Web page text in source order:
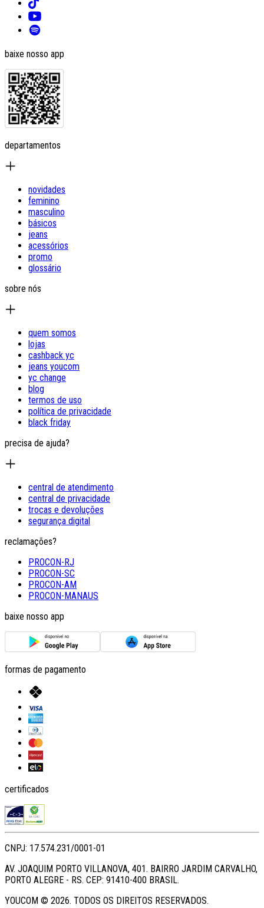
baixe nosso app
departamentos
novidades
feminino
masculino
básicos
jeans
acessórios
promo
glossário
sobre nós
quem somos
lojas
cashback yc
jeans youcom
yc change
blog
termos de uso
política de privacidade
black friday
precisa de ajuda?
central de atendimento
central de privacidade
trocas e devoluções
segurança digital
reclamações?
PROCON-RJ
PROCON-SC
PROCON-AM
PROCON-MANAUS
baixe nosso app
formas de pagamento
certificados
CNPJ: 17.574.231/0001-01
AV. JOAQUIM PORTO VILLANOVA, 401. BAIRRO JARDIM CARVALHO,
PORTO ALEGRE - RS. CEP: 91410-400 BRASIL.
YOUCOM © 2026. TODOS OS DIREITOS RESERVADOS.